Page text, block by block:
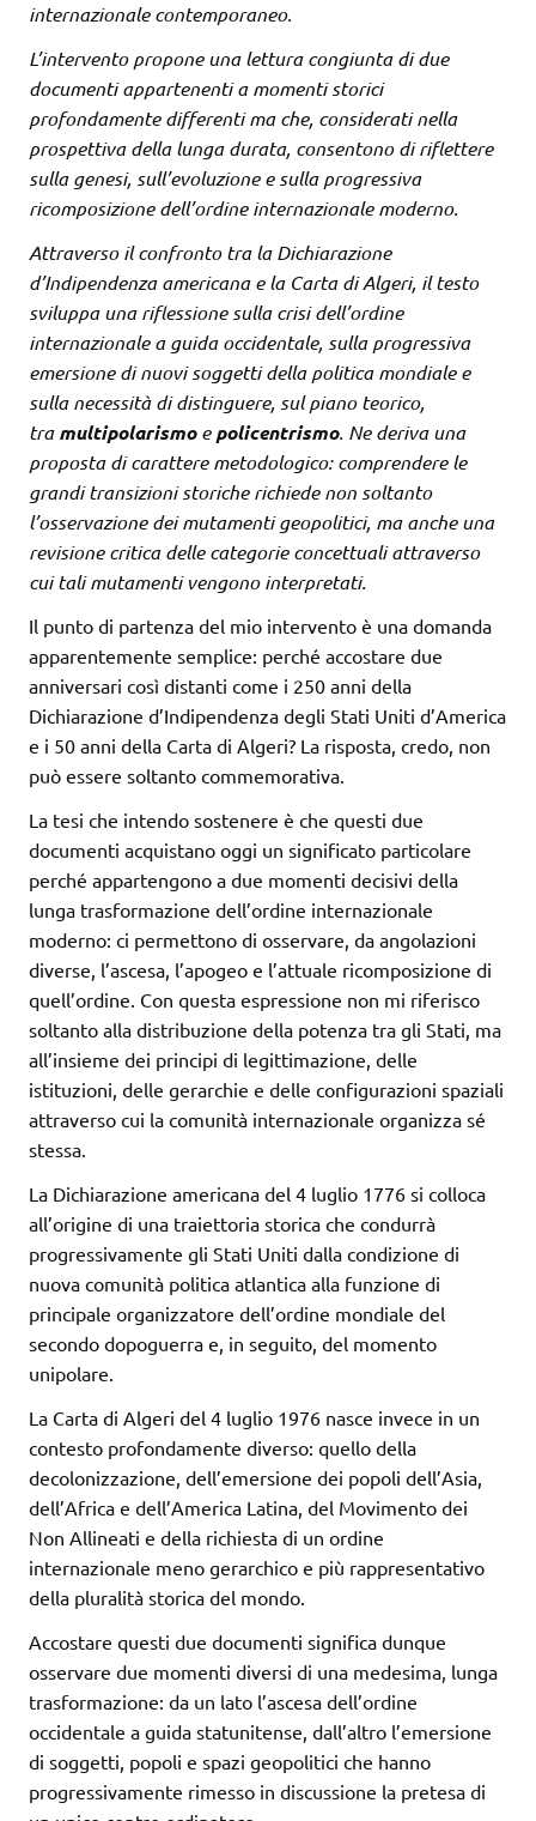
internazionale contemporaneo.
L’intervento propone una lettura congiunta di due
documenti appartenenti a momenti storici
profondamente differenti ma che, considerati nella
prospettiva della lunga durata, consentono di riflettere
sulla genesi, sull’evoluzione e sulla progressiva
ricomposizione dell’ordine internazionale moderno.
Attraverso il confronto tra la Dichiarazione
d’Indipendenza americana e la Carta di Algeri, il testo
sviluppa una riflessione sulla crisi dell’ordine
internazionale a guida occidentale, sulla progressiva
emersione di nuovi soggetti della politica mondiale e
sulla necessità di distinguere, sul piano teorico,
tramultipolarismoepolicentrismo. Ne deriva una
proposta di carattere metodologico: comprendere le
grandi transizioni storiche richiede non soltanto
l’osservazione dei mutamenti geopolitici, ma anche una
revisione critica delle categorie concettuali attraverso
cui tali mutamenti vengono interpretati.
Il punto di partenza del mio intervento è una domanda
apparentemente semplice: perché accostare due
anniversari così distanti come i 250 anni della
Dichiarazione d’Indipendenza degli Stati Uniti d’America
e i 50 anni della Carta di Algeri? La risposta, credo, non
può essere soltanto commemorativa.
La tesi che intendo sostenere è che questi due
documenti acquistano oggi un significato particolare
perché appartengono a due momenti decisivi della
lunga trasformazione dell’ordine internazionale
moderno: ci permettono di osservare, da angolazioni
diverse, l’ascesa, l’apogeo e l’attuale ricomposizione di
quell’ordine. Con questa espressione non mi riferisco
soltanto alla distribuzione della potenza tra gli Stati, ma
all’insieme dei principi di legittimazione, delle
istituzioni, delle gerarchie e delle configurazioni spaziali
attraverso cui la comunità internazionale organizza sé
stessa.
La Dichiarazione americana del 4 luglio 1776 si colloca
all’origine di una traiettoria storica che condurrà
progressivamente gli Stati Uniti dalla condizione di
nuova comunità politica atlantica alla funzione di
principale organizzatore dell’ordine mondiale del
secondo dopoguerra e, in seguito, del momento
unipolare.
La Carta di Algeri del 4 luglio 1976 nasce invece in un
contesto profondamente diverso: quello della
decolonizzazione, dell’emersione dei popoli dell’Asia,
dell’Africa e dell’America Latina, del Movimento dei
Non Allineati e della richiesta di un ordine
internazionale meno gerarchico e più rappresentativo
della pluralità storica del mondo.
Accostare questi due documenti significa dunque
osservare due momenti diversi di una medesima, lunga
trasformazione: da un lato l’ascesa dell’ordine
occidentale a guida statunitense, dall’altro l’emersione
di soggetti, popoli e spazi geopolitici che hanno
progressivamente rimesso in discussione la pretesa di